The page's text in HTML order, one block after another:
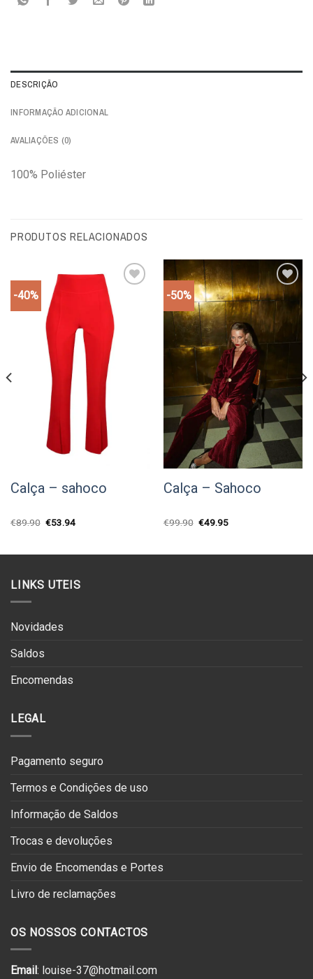
DESCRIÇÃO
INFORMAÇÃO ADICIONAL
AVALIAÇÕES (0)
100% Poliéster
PRODUTOS RELACIONADOS
-40%
Calça – sahoco
€89.90 O
€89.90.
€53.94O
€53.94.
-50%
Add to
wishlist
Calça – Sahoco
€99.90 O
€99.90.
€49.95O
€49.95.
LINKS UTEIS
Novidades
Saldos
Encomendas
LEGAL
Pagamento seguro
Termos e Condições de uso
Informação de Saldos
Trocas e devoluções
Envio de Encomendas e Portes
Livro de reclamações
OS NOSSOS CONTACTOS
Email : louise-37@hotmail.com